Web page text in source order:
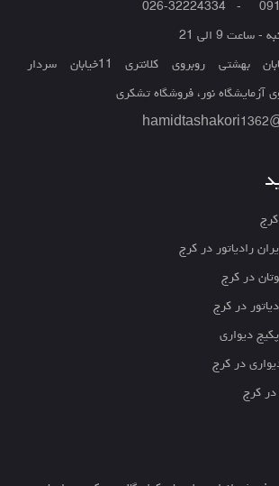
9 الی 21
کرج - خیابان بهشتی روبروی کلانتری 11خیابان سردار
آزمایشگاه نور، فروشگاه تشکری
رادیاتور در کرج
در کرج
در کرج
دیواری
در کرج
در کرج